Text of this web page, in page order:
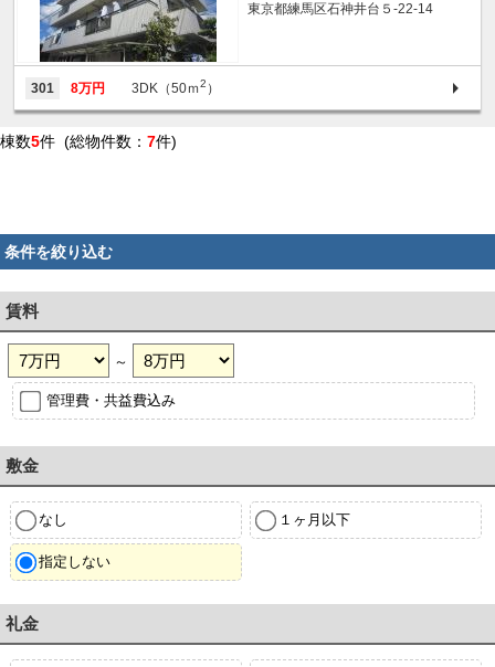
東京都練馬区石神井台５-22-14
301 8万円 3DK（50ｍ2 ）
棟数5件 (総物件数： 7件)
条件を絞り込む
賃料
～
管理費・共益費込み
敷金
なし １ヶ月以下
指定しない
礼金